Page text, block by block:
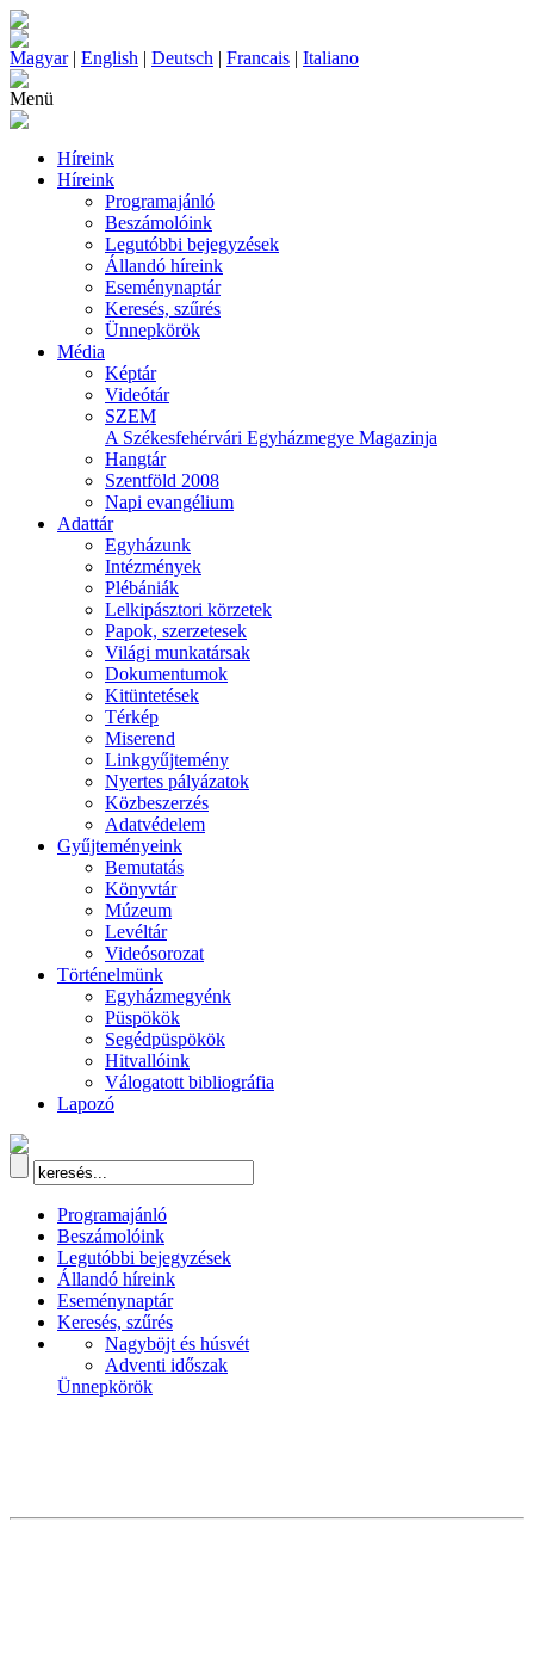
Magyar| English | Deutsch | Francais | Italiano
Menü
Híreink
Híreink
Programajánló
Beszámolóink
Legutóbbi bejegyzések
Állandó híreink
Eseménynaptár
Keresés, szűrés
Ünnepkörök
Média
Képtár
Videótár
SZEM
A Székesfehérvári Egyházmegye Magazinja
Hangtár
Szentföld 2008
Napi evangélium
Adattár
Egyházunk
Intézmények
Plébániák
Lelkipásztori körzetek
Papok, szerzetesek
Világi munkatársak
Dokumentumok
Kitüntetések
Térkép
Miserend
Linkgyűjtemény
Nyertes pályázatok
Közbeszerzés
Adatvédelem
Gyűjteményeink
Bemutatás
Könyvtár
Múzeum
Levéltár
Videósorozat
Történelmünk
Egyházmegyénk
Püspökök
Segédpüspökök
Hitvallóink
Válogatott bibliográfia
Lapozó
Programajánló
Beszámolóink
Legutóbbi bejegyzések
Állandó híreink
Eseménynaptár
Keresés, szűrés
Nagyböjt és húsvét
Adventi időszak
Ünnepkörök